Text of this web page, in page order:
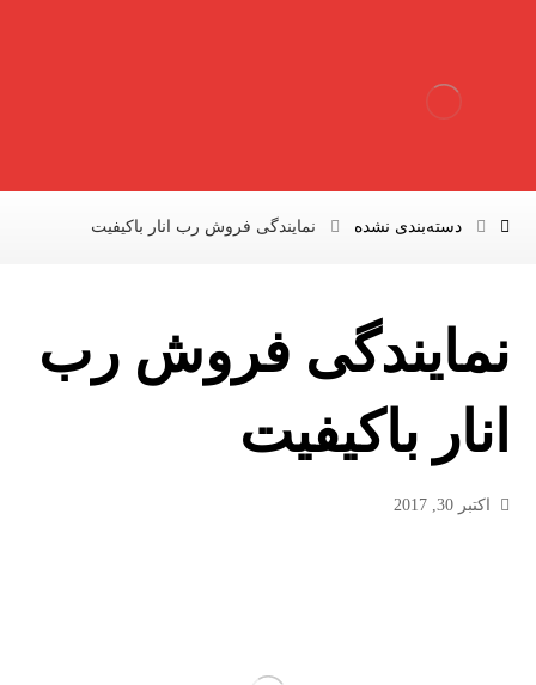
دسته‌بندی نشده نمایندگی فروش رب انار باکیفیت
نمایندگی فروش رب
انار باکیفیت
اکتبر 30, 2017